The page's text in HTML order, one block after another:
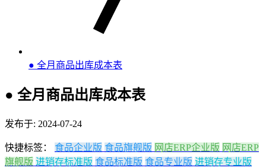
● 全月商品出库成本表
● 全月商品出库成本表
发布于: 2024-07-24
快捷标签： 食品企业版 食品旗舰版 网店ERP企业版 网店ERP
旗舰版 进销存标准版 食品标准版 食品专业版 进销存专业版